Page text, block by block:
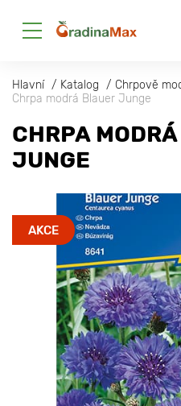
Hlavní Katalog
Chrpově
Chrpa modrá Blauer Junge
CHRPA
JUNGE
AKCE